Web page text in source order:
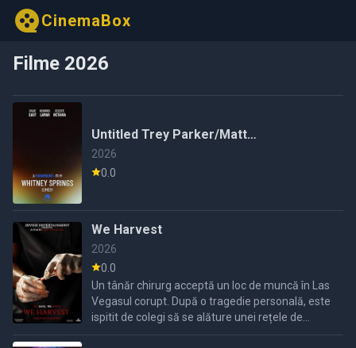
CinemaBox
Filme 2026
Untitled Trey Parker/Matt
Stone/Kendrick Lamar Project
2026
0.0
We Harvest
2026
0.0
Un tânăr chirurg acceptă un loc de muncă în Las
Vegasul corupt. După o tragedie personală, este
ispitit de colegi să se alăture unei rețele de
recoltare de organe criminale, crezând că lupta